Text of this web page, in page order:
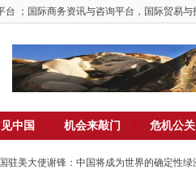
；国际商务资讯与咨询平台，国际贸易与
中国 机会来敲门 危机公关
驻美大使谢锋：中国将成为世界的确定性绿